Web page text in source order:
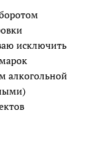
исключить
алкогольной